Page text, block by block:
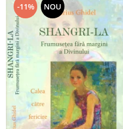
-11% NOU